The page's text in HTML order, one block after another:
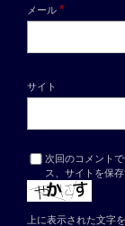
メール *
サイト
次回のコメント
ス、サイトを保存
上に表示された文字